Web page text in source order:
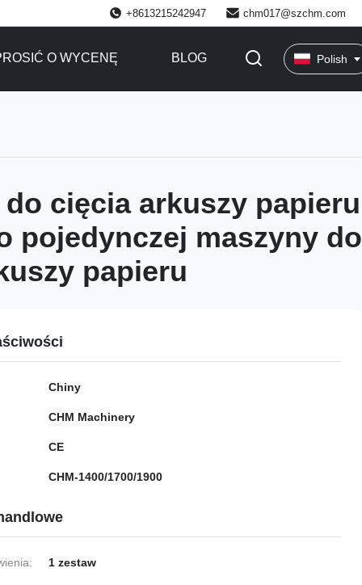
+8613215242947 chm017@szchm.com
O WYCENĘ BLOG Polish
do cięcia arkuszy papieru
pojedynczej maszyny do
papieru
Chiny
CHM Machinery
CE
CHM-1400/1700/1900
1 zestaw